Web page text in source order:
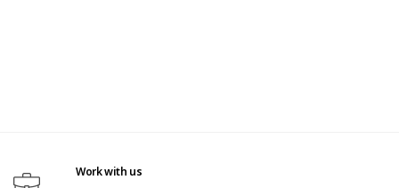
Work with us